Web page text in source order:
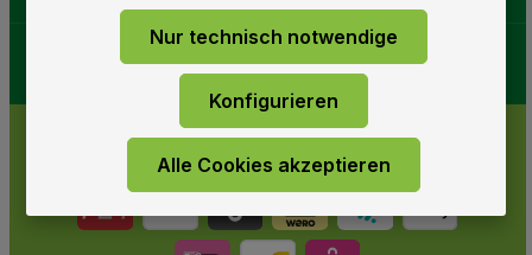
Nur technisch notwendige
Konfigurieren
Alle Cookies akzeptieren